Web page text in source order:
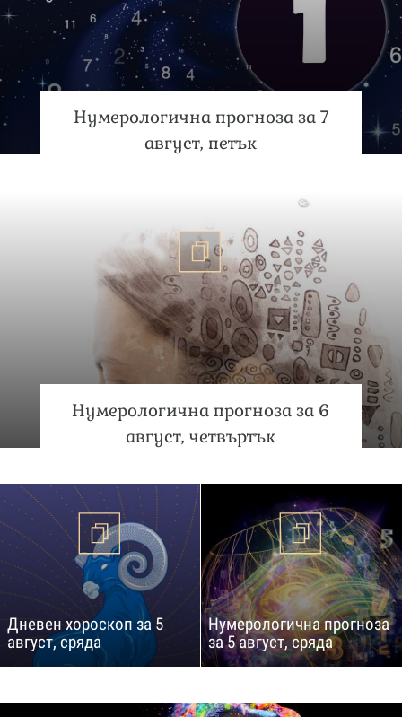
Нумерологична прогноза за 7
август, петък
Нумерологична прогноза за 6
август, четвъртък
Дневен хороскоп за 5
август, сряда
Нумерологична прогноза
за 5 август, сряда